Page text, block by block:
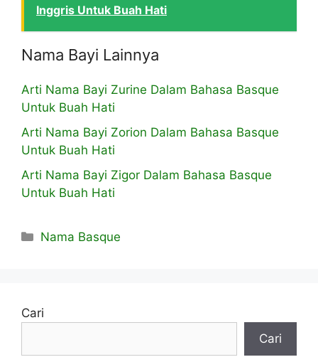
Inggris Untuk Buah Hati
Nama Bayi Lainnya
Arti Nama Bayi Zurine Dalam Bahasa Basque
Untuk Buah Hati
Arti Nama Bayi Zorion Dalam Bahasa Basque
Untuk Buah Hati
Arti Nama Bayi Zigor Dalam Bahasa Basque
Untuk Buah Hati
Kategori
Nama Basque
Cari
Cari